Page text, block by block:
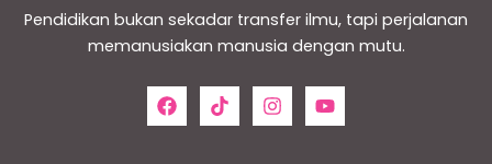
Pendidikan bukan sekadar transfer ilmu, tapi perjalanan
memanusiakan manusia dengan mutu.